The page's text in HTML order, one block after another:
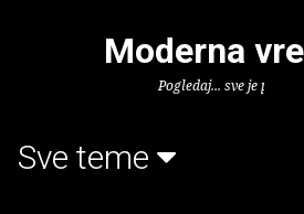
Moderna
Pogledaj... sve je puno
Sve teme